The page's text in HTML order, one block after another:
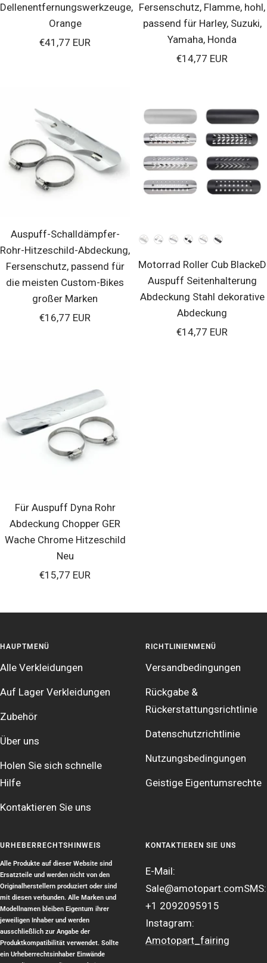
Dellenentfernungswerkzeuge,
Orange
Verkaufspreis
€41,77 EUR
Fersenschutz, Flamme, hohl,
passend für Harley, Suzuki,
Yamaha, Honda
Verkaufspreis
€14,77 EUR
Auspuff-Schalldämpfer-
Rohr-Hitzeschild-Abdeckung,
Fersenschutz, passend für
die meisten Custom-Bikes
großer Marken
Verkaufspreis
€16,77 EUR
Farben
Motorrad Roller Cub BlackeD
Auspuff Seitenhalterung
Abdeckung Stahl dekorative
Abdeckung
Verkaufspreis
€14,77 EUR
Für Auspuff Dyna Rohr
Abdeckung Chopper GER
Wache Chrome Hitzeschild
Neu
Verkaufspreis
€15,77 EUR
HAUPTMENÜ
Alle Verkleidungen
Auf Lager Verkleidungen
Zubehör
Über uns
Holen Sie sich schnelle
Hilfe
Kontaktieren Sie uns
RICHTLINIENMENÜ
Versandbedingungen
Rückgabe &
Rückerstattungsrichtlinie
Datenschutzrichtlinie
Nutzungsbedingungen
Geistige Eigentumsrechte
URHEBERRECHTSHINWEIS
Alle Produkte auf dieser Website sind
Ersatzteile und werden nicht von den
Originalherstellern produziert oder sind
mit diesen verbunden. Alle Marken und
Modellnamen bleiben Eigentum ihrer
jeweiligen Inhaber und werden
ausschließlich zur Angabe der
Produktkompatibilität verwendet. Sollte
ein Urheberrechtsinhaber Einwände
KONTAKTIEREN SIE UNS
E-Mail:
Sale@amotopart.comSMS:
+1 2092095915
Instagram:
Amotopart_fairing